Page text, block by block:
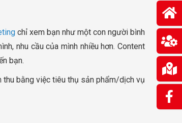
chỉ xem bạn như một con người bình
nhu cầu của mình nhiều hơn. Content
bạn.
thu bằng việc tiêu thụ sản phẩm/dịch vụ